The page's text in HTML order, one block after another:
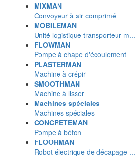
MIXMAN
Convoyeur à air comprimé
MOBILEMAN
Unité logistique transporteur-m...
FLOWMAN
Pompe à chape d'écoulement
PLASTERMAN
Machine à crépir
SMOOTHMAN
Machine à lisser
Machines spéciales
Machines spéciales
CONCRETEMAN
Pompe à béton
FLOORMAN
Robot électrique de décapage ...